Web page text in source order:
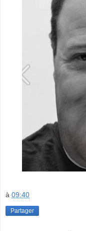
à 09:40
Partager